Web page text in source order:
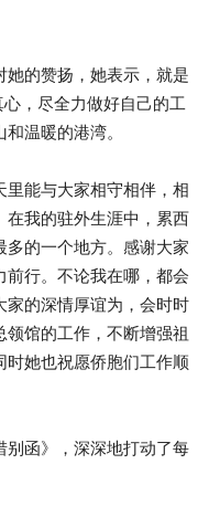
的赞扬，她表示，就是
，尽全力做好自己的工
温暖的港湾。
能与大家相守相伴，相
在我的驻外生涯中，累西
的一个地方。感谢大家
行。不论我在哪，都会
家的深情厚谊为，会时时
馆的工作，不断增强祖
她也祝愿侨胞们工作顺
别函》，深深地打动了每